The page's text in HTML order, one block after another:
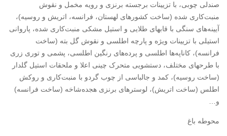
صندلی چوبی، با تزیینات برجسته برنزی و رویه مخمل و نقوش
منبت‌کاری شده (ساخت کشورهای لهستان، فرانسه، اتریش و روسیه)،
آیینه‌های سنگی با قابهای طلایی و استیل مشکی منبت‌کاری شده، پاروانی
استیلی با تزیینات ویژه و پارچه اطلسی و نقوش گل بته (ساخت
فرانسه)، کاناپه‌ها اطلسی و پرده‌های رنگین اطلسی، پشمی و توری زری
با طرحهای مختلف، دستشویی متحرک چینی اعلا و ملحقات استیل گلدار
(ساخت روسیه)، کمد و جالباسی از چوب گردو با منبت‌کاری و روکش
اطلس (ساخت اتریش)، لوسترهای برنزی هجده‌شاخه (ساخت فرانسه)
و…
محوطه باغ